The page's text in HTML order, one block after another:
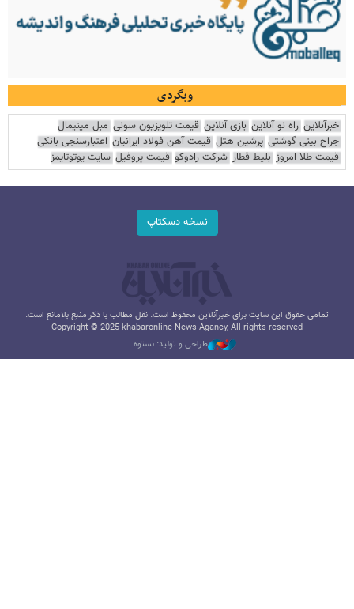
وبگردی
خبرآنلاین راه نو آنلاین بازی آنلاین قیمت تلویزیون سونی مبل مینیمال
جراح بینی گوشتی پرشین هتل قیمت آهن فولاد ایرانیان اعتبارسنجی بانکی
قیمت طلا امروز بلیط قطار شرکت رادوکو قیمت پروفیل سایت یوتوتایمز
نسخه دسکتاپ
تمامی حقوق این سایت برای خبرآنلاین محفوظ است. نقل مطالب با ذکر منبع بلامانع است.
Copyright © 2025 khabaronline News Agancy, All rights reserved
طراحی و تولید: نستوه